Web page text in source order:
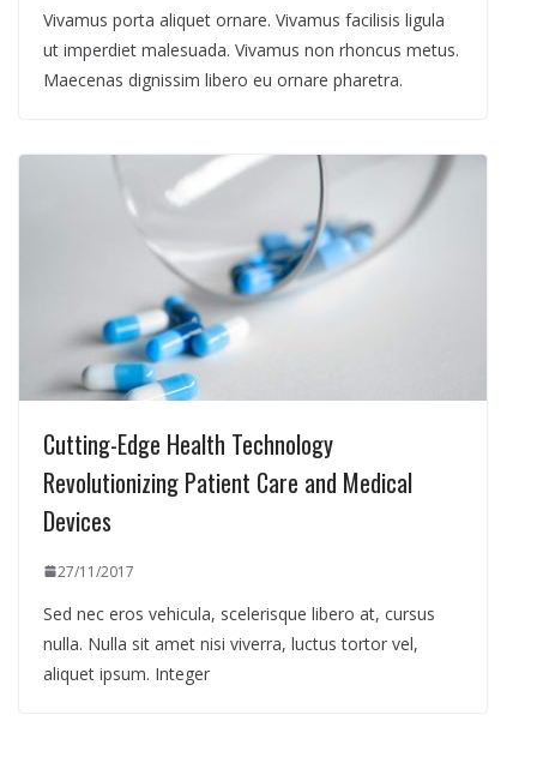
Vivamus porta aliquet ornare. Vivamus facilisis ligula
ut imperdiet malesuada. Vivamus non rhoncus metus.
Maecenas dignissim libero eu ornare pharetra.
Cutting-Edge Health Technology
Revolutionizing Patient Care and Medical
Devices
27/11/2017
Sed nec eros vehicula, scelerisque libero at, cursus
nulla. Nulla sit amet nisi viverra, luctus tortor vel,
aliquet ipsum. Integer